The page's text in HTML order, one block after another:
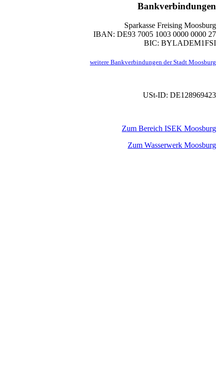
Bankverbindungen
Sparkasse Freising Moosburg
IBAN: DE93 7005 1003 0000 0000 27
BIC: BYLADEM1FSI
weitere Bankverbindungen der Stadt Moosburg
USt-ID: DE128969423
Zum Bereich ISEK Moosburg
Zum Wasserwerk Moosburg